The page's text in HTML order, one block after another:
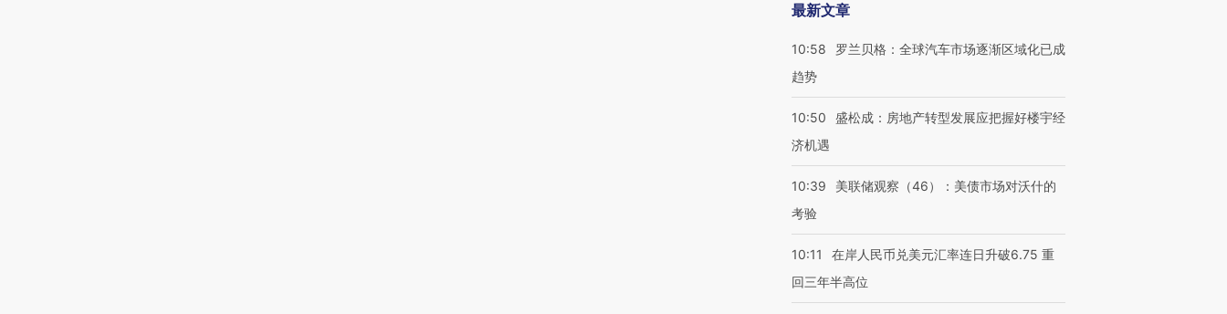
最新文章
10:58
罗兰贝格：全球汽车市场逐渐区域化已成
趋势
10:50
盛松成：房地产转型发展应把握好楼宇经
济机遇
10:39
美联储观察（46）：美债市场对沃什的
考验
10:11
在岸人民币兑美元汇率连日升破6.75 重
回三年半高位